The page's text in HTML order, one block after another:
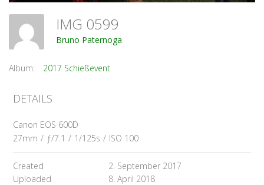
IMG 0599
Bruno Paternoga
Album: 2017 Schießevent
DETAILS
Canon EOS 600D
27mm / ƒ/7.1 / 1/125s / ISO 100
Created
2. September 2017
Uploaded
8. April 2018